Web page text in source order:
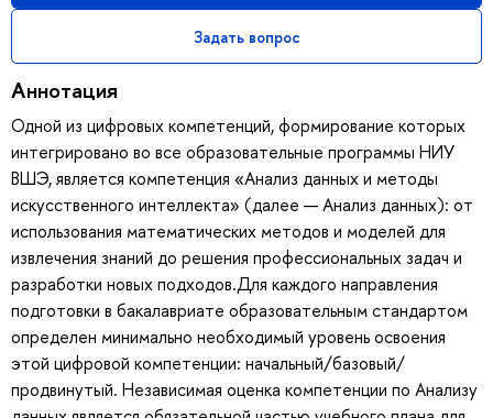
Задать вопрос
Аннотация
Одной из цифровых компетенций, формирование которых
интегрировано во все образовательные программы НИУ
ВШЭ, является компетенция «Анализ данных и методы
искусственного интеллекта» (далее — Анализ данных): от
использования математических методов и моделей для
извлечения знаний до решения профессиональных задач и
разработки новых подходов.Для каждого направления
подготовки в бакалавриате образовательным стандартом
определен минимально необходимый уровень освоения
этой цифровой компетенции: начальный/базовый/
продвинутый. Независимая оценка компетенции по Анализу